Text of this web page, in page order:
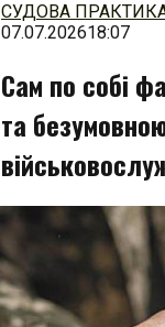
СУДОВА
07.07.202618:07
Сам по собі
та